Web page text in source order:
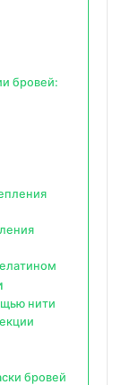
бровей:
нити
бровей